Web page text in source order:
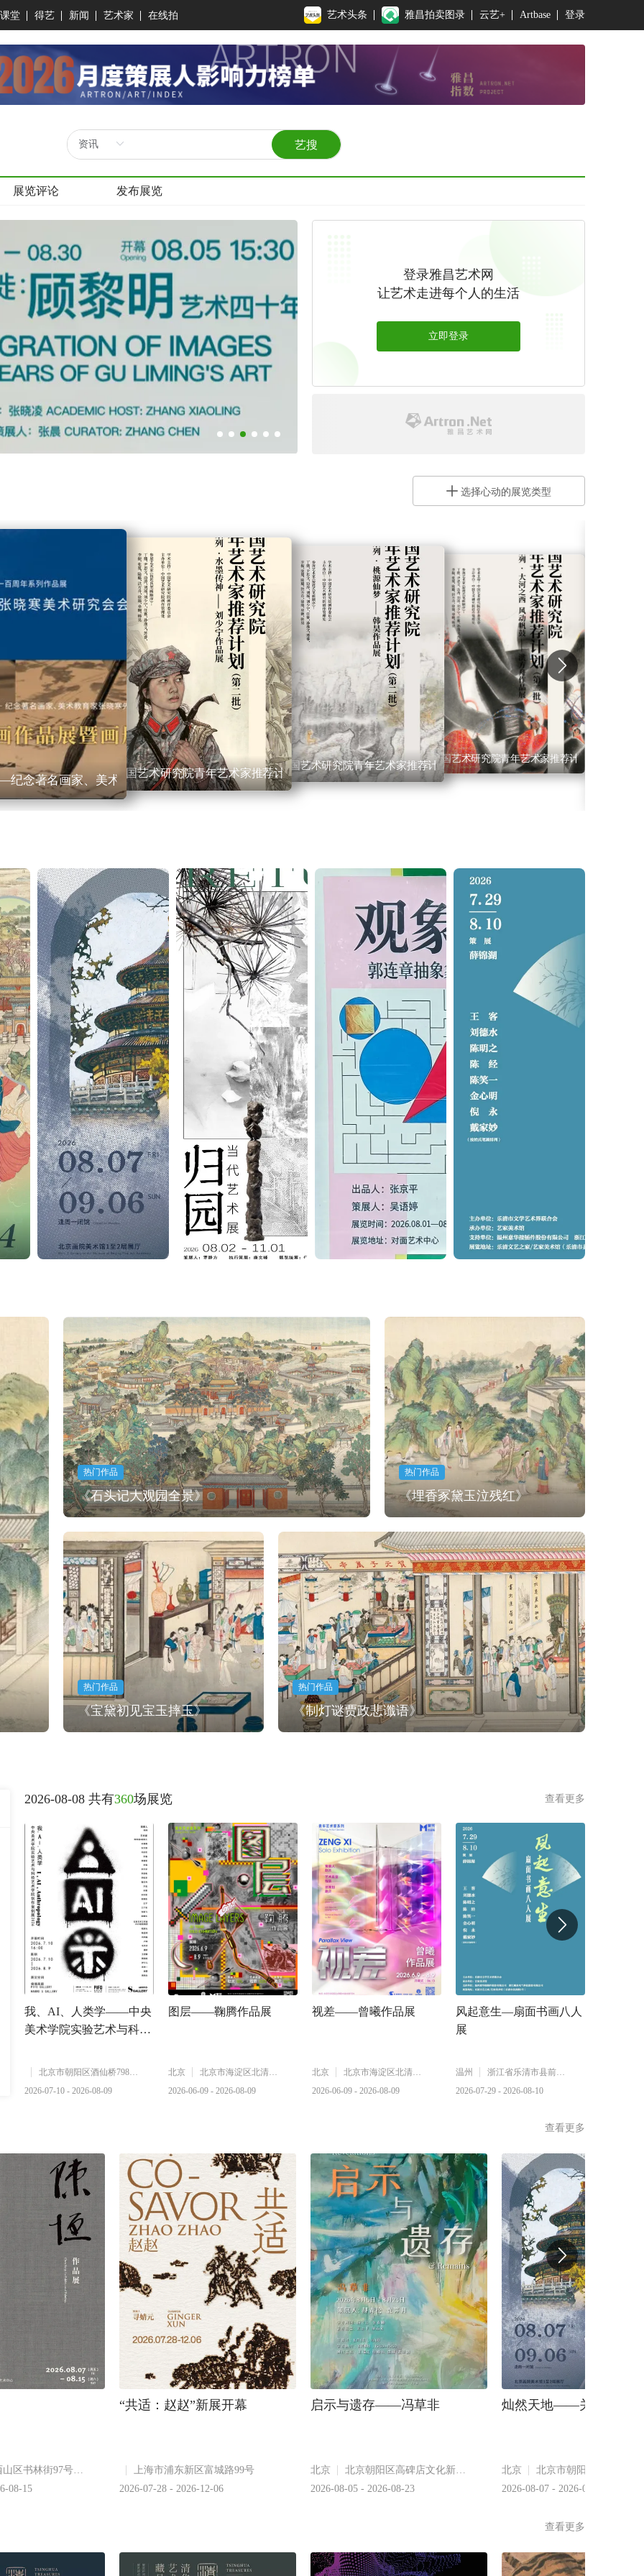
堂 得艺 新闻 艺术家 在线拍 艺术头条 雅昌拍卖图录 云艺+ Artbase 登录
艺搜
展览评论 发布展览
登录雅昌艺术网
让艺术走进每个人的生活
立即登录
开通艺术号
让艺术圈听到你的声音
选择心动的展览类型
念著名画家、美术教育家张晓寒先生诞辰100周年系列作品展 卢乾、林生山水画作品展暨画册出版发布会 鹭潮松风
中国艺术研究院青年艺术家推荐计划（第二批）·刘少宁
中国艺术研究院青年艺术家推荐计划（第二批）·韩昊
中国艺术研究院青年艺术家推荐计划（第二批）
热门作品
《石头记大观园全景》
热门作品
《埋香冢黛玉泣残红》
热门作品
《宝黛初见宝玉摔玉》
热门作品
《制灯谜贾政悲谶语》
2026-08-08 共有360场展览 查看更多
我、AI、人类学——中央
美术学院实验艺术与科技
北京市朝阳区酒仙桥798艺术区3818库·东西002
2026-07-10 - 2026-08-09
图层——鞠腾作品展
北京
北京市海淀区北清路中关村壹号
2026-06-09 - 2026-08-09
视差——曾曦作品展
北京
北京市海淀区北清路中关村壹号
2026-06-09 - 2026-08-09
风起意生—扇面书画八人
展
温州
浙江省乐清市县前路6号
2026-07-29 - 2026-08-10
查看更多
昆明市西山区书林街97号附4号
08-15
“共适：赵赵”新展开幕
上海市浦东新区富城路99号
2026-07-28 - 2026-12-06
启示与遗存——冯草非
北京
北京朝阳区高碑店文化新大街1704号
2026-08-05 - 2026-08-23
灿然天地——关广志艺
北京
2026-08-07 - 2026-09-06
查看更多